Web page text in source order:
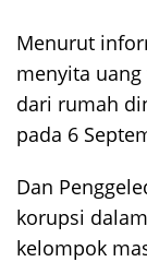
Menurut
menyita
dari rumah
pada 6
Dan
korupsi
kelompok